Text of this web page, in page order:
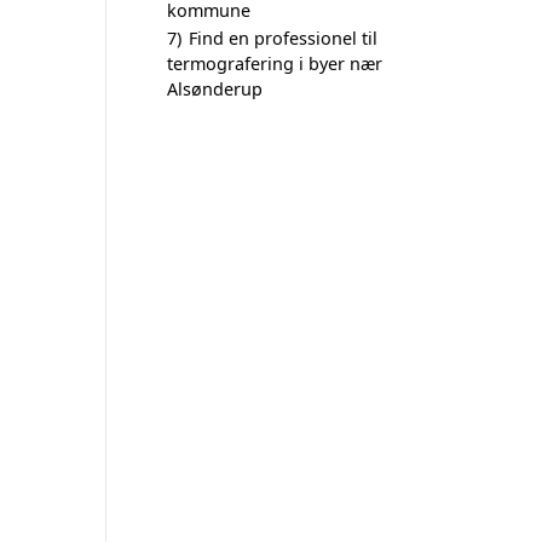
kommune
7) Find en professionel til
termografering i byer nær
Alsønderup